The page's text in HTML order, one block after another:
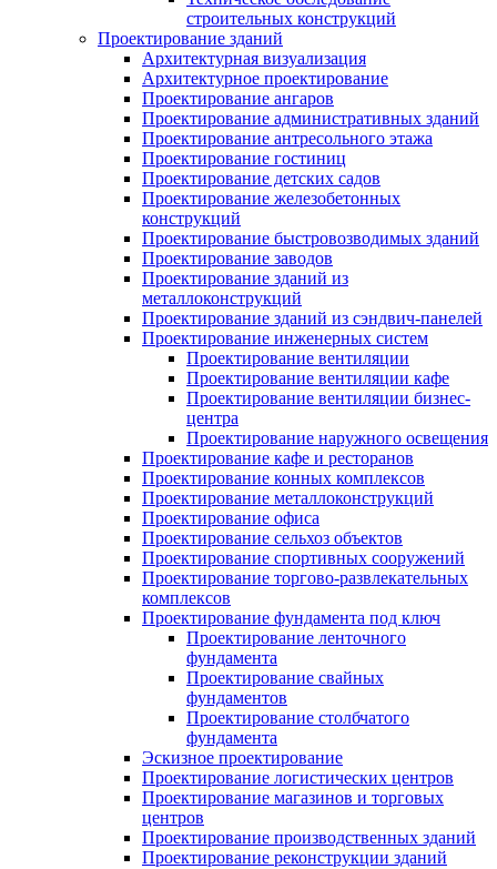
строительных конструкций
Проектирование зданий
Архитектурная визуализация
Архитектурное проектирование
Проектирование ангаров
Проектирование административных зданий
Проектирование антресольного этажа
Проектирование гостиниц
Проектирование детских садов
Проектирование железобетонных
конструкций
Проектирование быстровозводимых зданий
Проектирование заводов
Проектирование зданий из
металлоконструкций
Проектирование зданий из сэндвич-панелей
Проектирование инженерных систем
Проектирование вентиляции
Проектирование вентиляции кафе
Проектирование вентиляции бизнес-
центра
Проектирование наружного освещения
Проектирование кафе и ресторанов
Проектирование конных комплексов
Проектирование металлоконструкций
Проектирование офиса
Проектирование сельхоз объектов
Проектирование спортивных сооружений
Проектирование торгово-развлекательных
комплексов
Проектирование фундамента под ключ
Проектирование ленточного
фундамента
Проектирование свайных
фундаментов
Проектирование столбчатого
фундамента
Эскизное проектирование
Проектирование логистических центров
Проектирование магазинов и торговых
центров
Проектирование производственных зданий
Проектирование реконструкции зданий